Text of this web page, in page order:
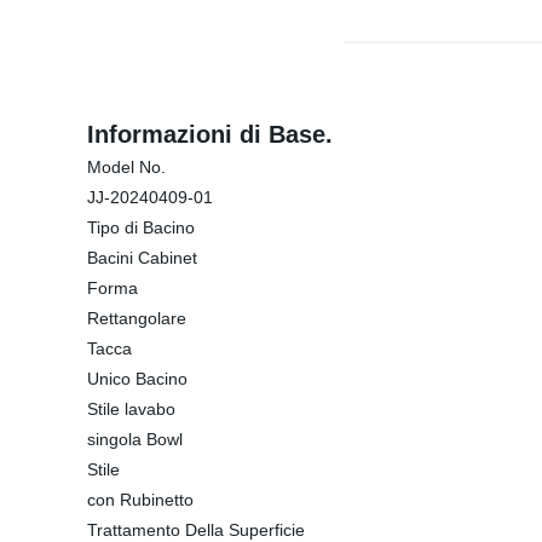
Informazioni di Base.
Model No.
JJ-20240409-01
Tipo di Bacino
Bacini Cabinet
Forma
Rettangolare
Tacca
Unico Bacino
Stile lavabo
singola Bowl
Stile
con Rubinetto
Trattamento Della Superficie